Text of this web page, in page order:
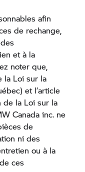
afin
de rechange,
et à la
noter que,
la Loi sur la
et l’article
de la Loi sur la
Canada inc. ne
de
ni des
ou à la
ces